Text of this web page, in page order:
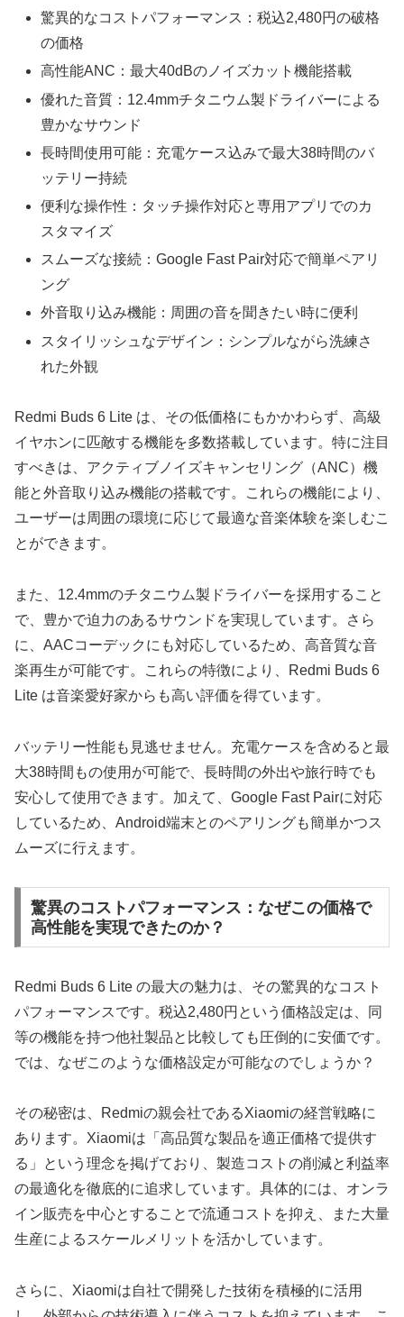
驚異的なコストパフォーマンス：税込2,480円の破格
の価格
高性能ANC：最大40dBのノイズカット機能搭載
優れた音質：12.4mmチタニウム製ドライバーによる
豊かなサウンド
長時間使用可能：充電ケース込みで最大38時間のバ
ッテリー持続
便利な操作性：タッチ操作対応と専用アプリでのカ
スタマイズ
スムーズな接続：Google Fast Pair対応で簡単ペアリ
ング
外音取り込み機能：周囲の音を聞きたい時に便利
スタイリッシュなデザイン：シンプルながら洗練さ
れた外観
Redmi Buds 6 Lite は、その低価格にもかかわらず、高級
イヤホンに匹敵する機能を多数搭載しています。特に注目
すべきは、アクティブノイズキャンセリング（ANC）機
能と外音取り込み機能の搭載です。これらの機能により、
ユーザーは周囲の環境に応じて最適な音楽体験を楽しむこ
とができます。
また、12.4mmのチタニウム製ドライバーを採用すること
で、豊かで迫力のあるサウンドを実現しています。さら
に、AACコーデックにも対応しているため、高音質な音
楽再生が可能です。これらの特徴により、Redmi Buds 6
Lite は音楽愛好家からも高い評価を得ています。
バッテリー性能も見逃せません。充電ケースを含めると最
大38時間もの使用が可能で、長時間の外出や旅行時でも
安心して使用できます。加えて、Google Fast Pairに対応
しているため、Android端末とのペアリングも簡単かつス
ムーズに行えます。
驚異のコストパフォーマンス：なぜこの価格で
高性能を実現できたのか？
Redmi Buds 6 Lite の最大の魅力は、その驚異的なコスト
パフォーマンスです。税込2,480円という価格設定は、同
等の機能を持つ他社製品と比較しても圧倒的に安価です。
では、なぜこのような価格設定が可能なのでしょうか？
その秘密は、Redmiの親会社であるXiaomiの経営戦略に
あります。Xiaomiは「高品質な製品を適正価格で提供す
る」という理念を掲げており、製造コストの削減と利益率
の最適化を徹底的に追求しています。具体的には、オンラ
イン販売を中心とすることで流通コストを抑え、また大量
生産によるスケールメリットを活かしています。
さらに、Xiaomiは自社で開発した技術を積極的に活用